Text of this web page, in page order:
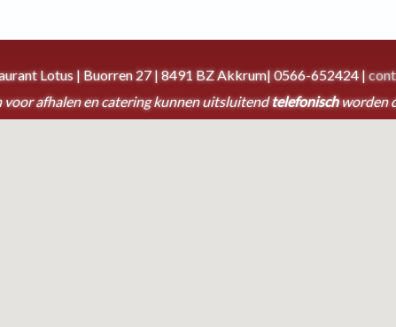
Lotus | Buorren 27 | 8491 BZ Akkrum| 0566-652424 |
voor afhalen en catering kunnen uitsluitendtelefonischworden